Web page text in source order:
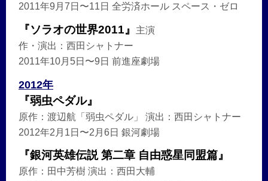
2011年9月7日〜11日 全労済ホール スペース・ゼロ
『ソラオの世界2011』
主演
作・演出：西田シャトナー
2011年10月5日〜9日 前進座劇場
2012年
『弱虫ペダル』
原作：渡辺航「弱虫ペダル」 演出：西田シャトナー
2012年2月1日〜2月6日 銀河劇場
『銀河英雄伝説 第二章 自由惑星同盟篇』
原作：田中芳樹 演出：西田大輔